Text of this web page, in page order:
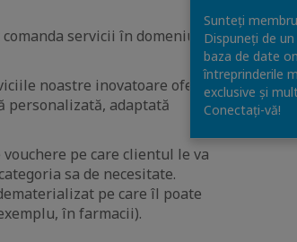
servicii în domeniul
noastre inovatoare oferă
personalizată, adaptată
pe care clientul le va
sa de necesitate.
pe care îl poate
în farmacii).
Sunteți
Dispuneți de
baza de date
întreprinderile
exclusive și
Conectați-vă!